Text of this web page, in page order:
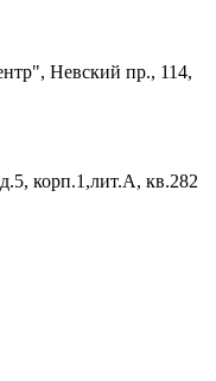
Невский пр., 114,
корп.1,лит.А, кв.282